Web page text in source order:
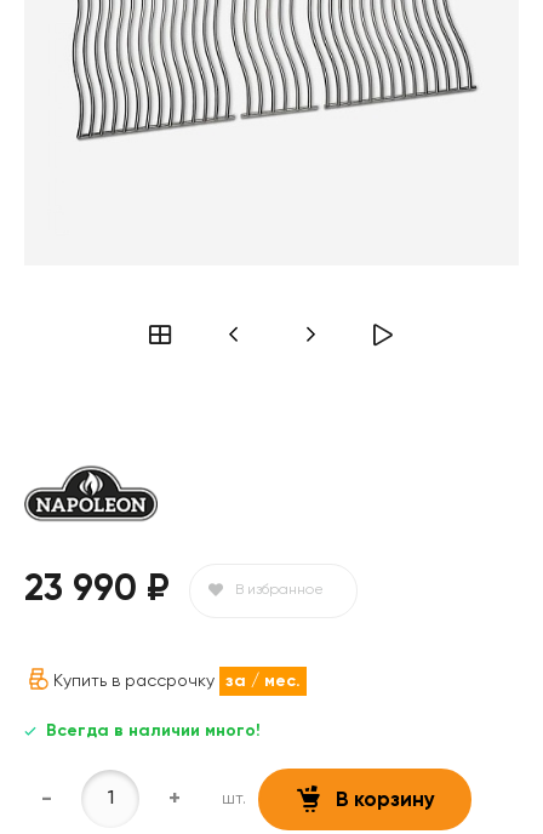
23 990 ₽ В избранное
Купить в рассрочку за / мес.
Всегда в наличии много!
- + шт. В корзину